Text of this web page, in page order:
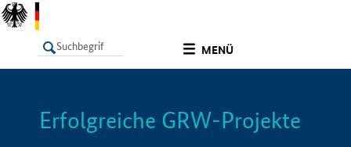
MENÜ
LISTE Info
Erfolgreiche GRW-Projekte